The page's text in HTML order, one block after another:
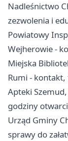
Nadleśnictwo
zezwolenia i
Powiatowy
Wejherowie -
Miejska
Rumi -
Apteki
godziny
Urząd Gminy
sprawy do